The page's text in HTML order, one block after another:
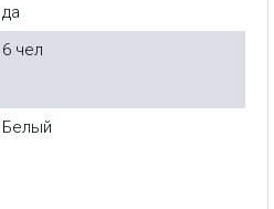
да
6 чел
Белый